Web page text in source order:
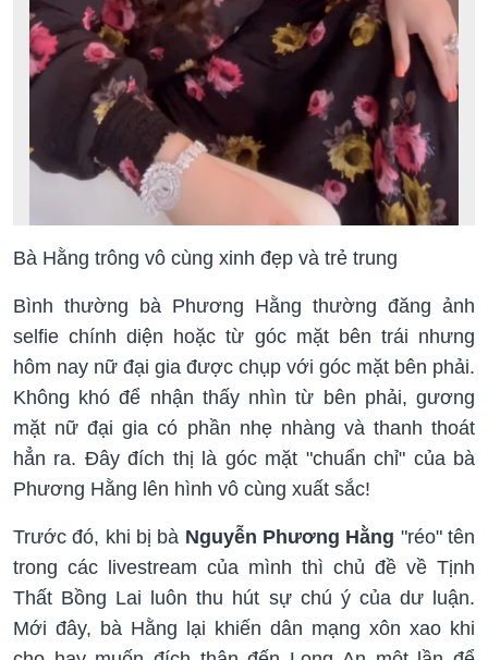
Bà Hằng trông vô cùng xinh đẹp và trẻ trung
Bình thường bà Phương Hằng thường đăng ảnh
selfie chính diện hoặc từ góc mặt bên trái nhưng
hôm nay nữ đại gia được chụp với góc mặt bên phải.
Không khó để nhận thấy nhìn từ bên phải, gương
mặt nữ đại gia có phần nhẹ nhàng và thanh thoát
hẳn ra. Đây đích thị là góc mặt "chuẩn chỉ" của bà
Phương Hằng lên hình vô cùng xuất sắc!
Trước đó, khi bị bà Nguyễn Phương Hằng "réo" tên
trong các livestream của mình thì chủ đề về Tịnh
Thất Bồng Lai luôn thu hút sự chú ý của dư luận.
Mới đây, bà Hằng lại khiến dân mạng xôn xao khi